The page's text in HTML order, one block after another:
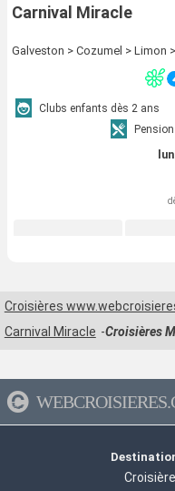
Carnival Miracle
Galveston > Cozumel > Limon
Clubs enfants dès 2 ans
Croisières
Carnival Miracle
Croisières